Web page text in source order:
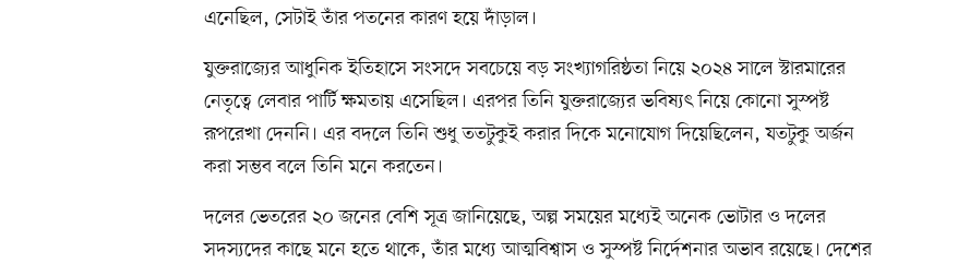
এনেছিল, সেটাই তাঁর পতনের কারণ হয়ে দাঁড়াল।
যুক্তরাজ্যের আধুনিক ইতিহাসে সংসদে সবচেয়ে বড় সংখ্যাগরিষ্ঠতা নিয়ে ২০২৪ সালে স্টারমারের
নেতৃত্বে লেবার পার্টি ক্ষমতায় এসেছিল। এরপর তিনি যুক্তরাজ্যের ভবিষ্যৎ নিয়ে কোনো সুস্পষ্ট
রূপরেখা দেননি। এর বদলে তিনি শুধু ততটুকুই করার দিকে মনোযোগ দিয়েছিলেন, যতটুকু অর্জন
করা সম্ভব বলে তিনি মনে করতেন।
দলের ভেতরের ২০ জনের বেশি সূত্র জানিয়েছে, অল্প সময়ের মধ্যেই অনেক ভোটার ও দলের
সদস্যদের কাছে মনে হতে থাকে, তাঁর মধ্যে আত্মবিশ্বাস ও সুস্পষ্ট নির্দেশনার অভাব রয়েছে। দেশের